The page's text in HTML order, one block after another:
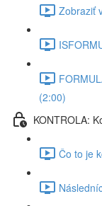
Zobraziť
(2:00)
KONTROLA:
Čo to je